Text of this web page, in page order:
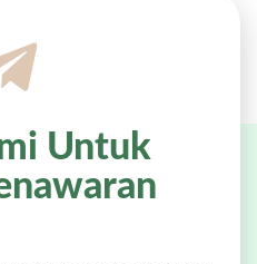
Untuk